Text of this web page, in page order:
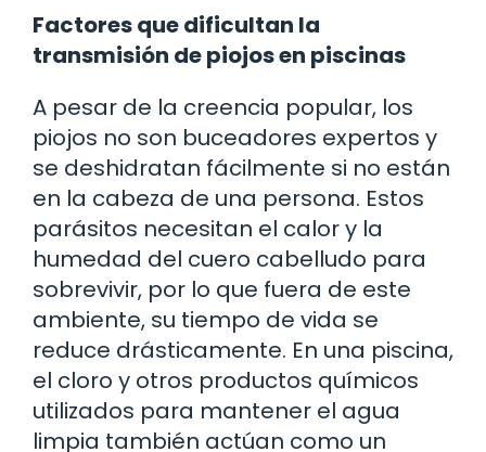
Factores que dificultan la
transmisión de piojos en piscinas
A pesar de la creencia popular, los
piojos no son buceadores expertos y
se deshidratan fácilmente si no están
en la cabeza de una persona. Estos
parásitos necesitan el calor y la
humedad del cuero cabelludo para
sobrevivir, por lo que fuera de este
ambiente, su tiempo de vida se
reduce drásticamente. En una piscina,
el cloro y otros productos químicos
utilizados para mantener el agua
limpia también actúan como un